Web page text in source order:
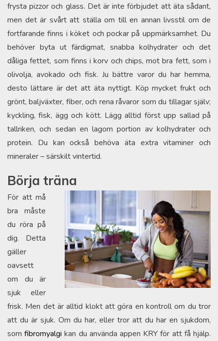
frysta pizzor och glass. Det är inte förbjudet att äta sådant,
men det är svårt att ställa om till en annan livsstil om de
fortfarande finns i köket och pockar på uppmärksamhet. Du
behöver byta ut färdigmat, snabba kolhydrater och det
dåliga fettet, som finns i korv och chips, mot bra fett, som i
olivolja, avokado och fisk. Ju bättre varor du har hemma,
desto lättare är det att äta nyttigt. Köp mycket frukt och
grönt, baljväxter, fiber, och rena råvaror som du tillagar själv;
kyckling, fisk, ägg och kött. Lägg alltid först upp sallad på
tallriken, och sedan en lagom portion av kolhydrater och
protein. Du kan också behöva äta extra vitaminer och
mineraler – särskilt vintertid.
Börja träna
För att må
bra måste
du röra på
dig. Detta
gäller
oavsett
om du är
sjuk eller
frisk. Men det är alltid klokt att göra en kontroll om du tror
att du är sjuk. Om du har, eller tror att du har en sjukdom,
somfibromyalgi kan du använda appen KRY för att få hjälp.